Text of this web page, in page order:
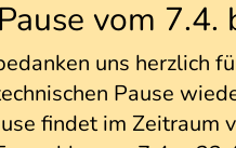
vom
uns herzlich
Pause
findet im Zeitraum